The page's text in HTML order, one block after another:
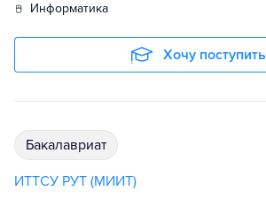
информатика
Хочу поступить
бакалавриат
ИТТСУ РУТ (МИИТ)